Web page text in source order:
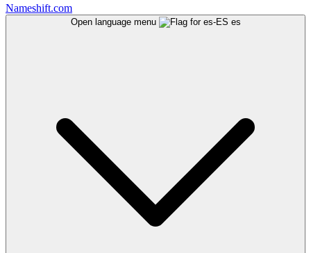
Nameshift.com
Open language menu es